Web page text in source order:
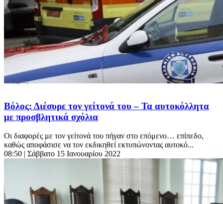
Βόλος: Διέσυρε τον γείτονά του – Τα αυτοκόλλητα
με προσβλητικά σχόλια
Οι διαφορές με τον γείτονά του πήγαν στο επόμενο… επίπεδο,
καθώς αποφάσισε να τον εκδικηθεί εκτυπώνοντας αυτοκό...
08:50 | Σάββατο 15 Ιανουαρίου 2022